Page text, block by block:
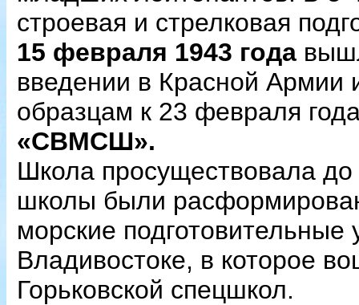
строевая и стрелковая
15 февраля 1943 года
введении в Красной Армии
образцам к 23 февраля
«СВМСШ».
Школа просуществовала
школы были
морские
Владивостоке, в которое
Горьковской спецшкол.